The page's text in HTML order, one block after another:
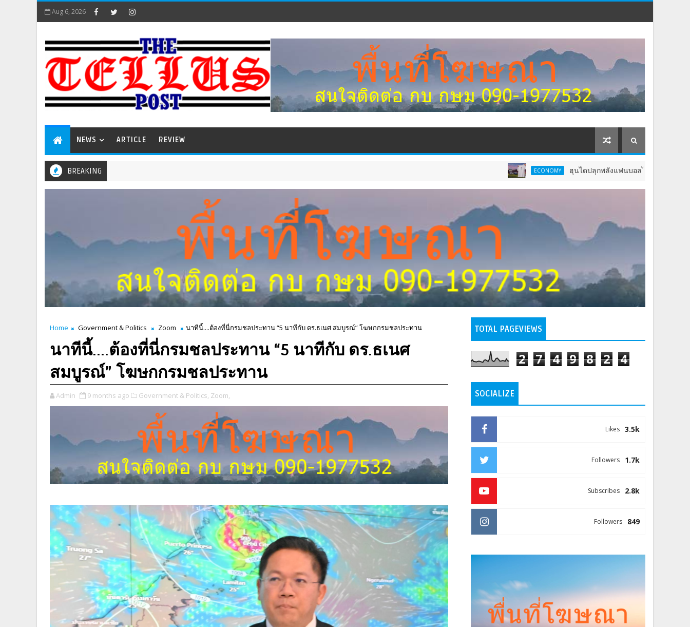
Aug 6, 2026
NEWS ARTICLE REVIEW
BREAKING ฮุนไดปลุกพลังแฟนบอลไทย รวมพลเชียร์ “ช้างศึก” ลุยเ
Home Government & Politics Zoom นาทีนี้....ต้องที่นี่กรมชลประทาน “5 นาทีกับ ดร.ธเนศ สมบูรณ์” โฆษกกรมชลประทาน
นาทีนี้....ต้องที่นี่กรมชลประทาน “5 นาทีกับ ดร.ธเนศ
สมบูรณ์” โฆษกกรมชลประทาน
Admin 9 months ago Government & Politics, Zoom,
TOTAL PAGEVIEWS
2 7 4 9 8 2 4
SOCIALIZE
3.5k
Likes
1.7k
Followers
2.8k
Subscribes
849
Followers